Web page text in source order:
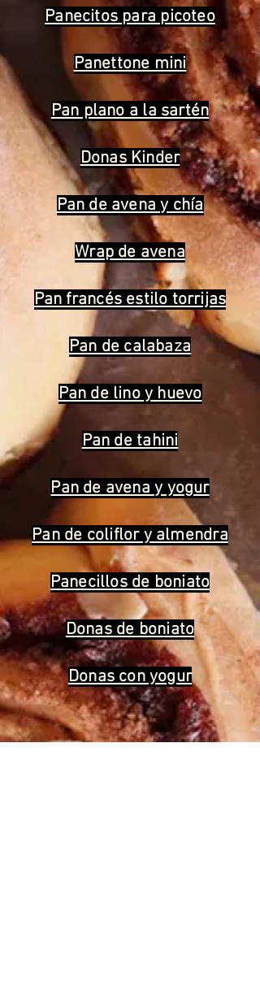
Panecitos para picoteo
Panettone mini
Pan plano a la sartén
Donas Kinder
Pan de avena y chía
Wrap de avena
Pan francés estilo torrijas
Pan de calabaza
Pan de lino y huevo
Pan de tahini
Pan de avena y yogur
Pan de coliflor y almendra
Panecillos de boniato
Donas de boniato
Donas con yogur